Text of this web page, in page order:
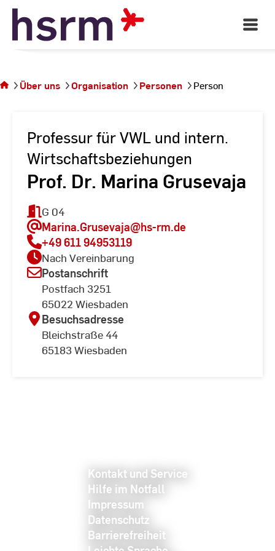
Skip
Content
Open
Main
sich auf
der
Über uns Organisation Personen Person
Professur für VWL und intern.
Wirtschaftsbeziehungen
Prof. Dr. Marina Grusevaja
G 04
Marina.Grusevaja@hs-rm.de
+49 611 94953119
Nach Vereinbarung
Postanschrift
Postfach 3251
65022 Wiesbaden
Besuchsadresse
Bleichstraße 44
65183 Wiesbaden
Kontakt und Service
Hilfe im Notfall
Impressum
Datenschutz
Barrierefreiheit